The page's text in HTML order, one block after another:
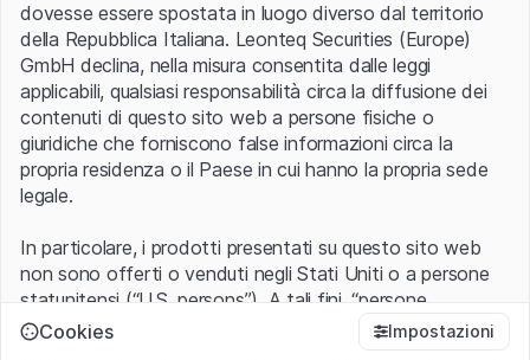
Errore del server.
dovesse essere spostata in luogo diverso dal territorio
della Repubblica Italiana. Leonteq Securities (Europe)
GmbH declina, nella misura consentita dalle leggi
applicabili, qualsiasi responsabilità circa la diffusione dei
contenuti di questo sito web a persone fisiche o
giuridiche che forniscono false informazioni circa la
propria residenza o il Paese in cui hanno la propria sede
legale.
In particolare, i prodotti presentati su questo sito web
non sono offerti o venduti negli Stati Uniti o a persone
statunitensi (“U.S. persons”). A tali fini, “persone
statunitensi” vanno intese nel significato ad esse ascritto
Cookies Impostazioni